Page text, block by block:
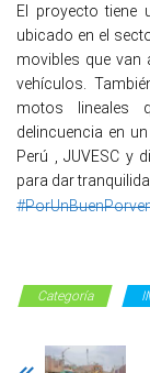
El proyecto
ubicado en el
movibles que
vehículos.
motos lineales
delincuencia en
Perú , JUVESC y
para dar
Categoría